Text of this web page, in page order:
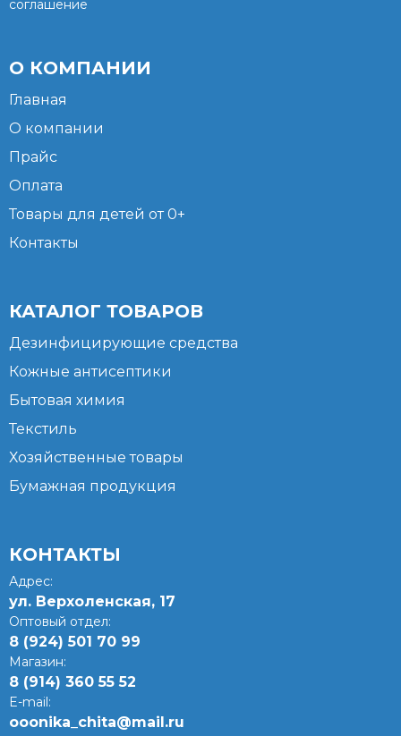
соглашение
О КОМПАНИИ
Главная
О компании
Прайс
Оплата
Товары для детей от 0+
Контакты
КАТАЛОГ ТОВАРОВ
Дезинфицирующие средства
Кожные антисептики
Бытовая химия
Текстиль
Хозяйственные товары
Бумажная продукция
КОНТАКТЫ
Адрес:
ул. Верхоленская, 17​
Оптовый отдел:
8 (924) 501 70 99
Магазин:
8 (914) 360 55 52
E-mail:
ooonika_chita@mail.ru